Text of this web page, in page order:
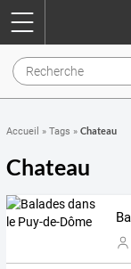
Accueil » Tags » Chateau
Chateau